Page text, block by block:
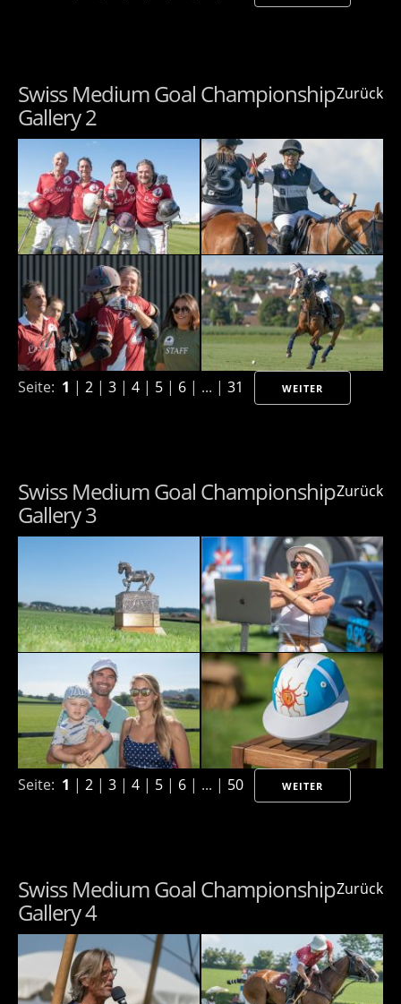
Zurück
Swiss Medium Goal Championship
Gallery 2
Seite: 1 | 2 | 3 | 4 | 5 | 6 | ... | 31 WEITER
Zurück
Swiss Medium Goal Championship
Gallery 3
Seite: 1 | 2 | 3 | 4 | 5 | 6 | ... | 50 WEITER
Zurück
Swiss Medium Goal Championship
Gallery 4